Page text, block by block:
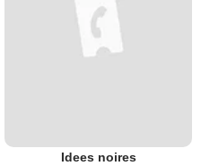
Idees noires